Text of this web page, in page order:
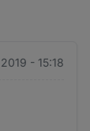
- 15:18